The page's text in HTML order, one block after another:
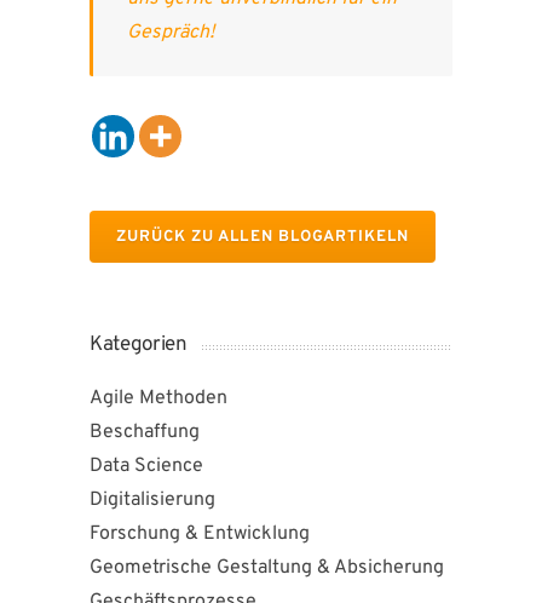
Gespräch!
ZURÜCK ZU ALLEN BLOGARTIKELN
Kategorien
Agile Methoden
Beschaffung
Data Science
Digitalisierung
Forschung & Entwicklung
Geometrische Gestaltung & Absicherung